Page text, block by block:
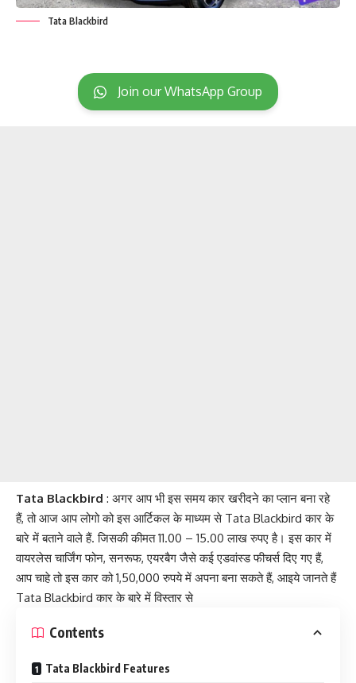
Tata Blackbird
Join our WhatsApp Group
Tata Blackbird : अगर आप भी इस समय कार खरीदने का प्लान बना रहे
हैं, तो आज आप लोगो को इस आर्टिकल के माध्यम से Tata Blackbird कार के
बारे में बताने वाले हैं. जिसकी कीमत 11.00 – 15.00 लाख रुपए है। इस कार में
वायरलेस चार्जिंग फोन, सनरूफ, एयरबैग जैसे कई एडवांस्ड फीचर्स दिए गए हैं,
आप चाहे तो इस कार को 1,50,000 रुपये में अपना बना सकते हैं, आइये जानते हैं
Tata Blackbird कार के बारे में विस्तार से
Contents
Tata Blackbird Features